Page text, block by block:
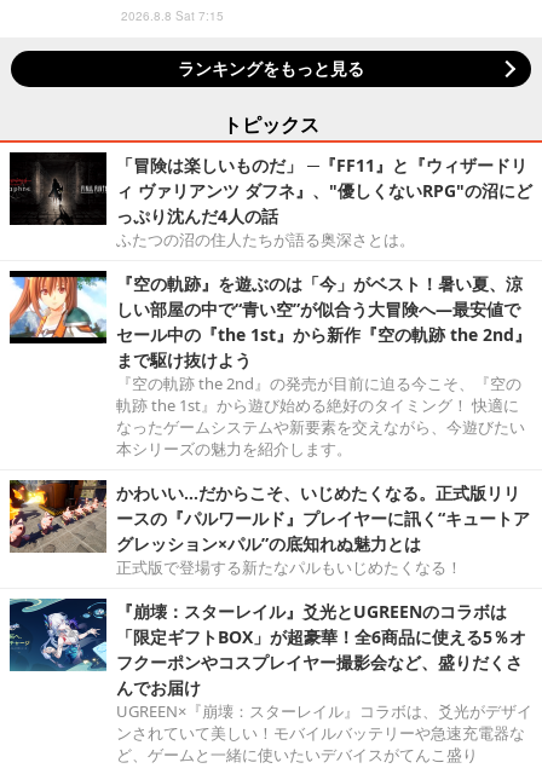
2026.8.8 Sat 7:15
ランキングをもっと見る
トピックス
「冒険は楽しいものだ」 ─『FF11』と『ウィザードリ
ィ ヴァリアンツ ダフネ』、"優しくないRPG"の沼にど
っぷり沈んだ4人の話
ふたつの沼の住人たちが語る奥深さとは。
『空の軌跡』を遊ぶのは「今」がベスト！暑い夏、涼
しい部屋の中で“青い空”が似合う大冒険へ―最安値で
セール中の『the 1st』から新作『空の軌跡 the 2nd』
まで駆け抜けよう
『空の軌跡 the 2nd』の発売が目前に迫る今こそ、『空の
軌跡 the 1st』から遊び始める絶好のタイミング！ 快適に
なったゲームシステムや新要素を交えながら、今遊びたい
本シリーズの魅力を紹介します。
かわいい…だからこそ、いじめたくなる。正式版リリ
ースの『パルワールド』プレイヤーに訊く“キュートア
グレッション×パル”の底知れぬ魅力とは
正式版で登場する新たなパルもいじめたくなる！
『崩壊：スターレイル』爻光とUGREENのコラボは
「限定ギフトBOX」が超豪華！全6商品に使える5％オ
フクーポンやコスプレイヤー撮影会など、盛りだくさ
んでお届け
UGREEN×『崩壊：スターレイル』コラボは、爻光がデザイ
ンされていて美しい！モバイルバッテリーや急速充電器な
ど、ゲームと一緒に使いたいデバイスがてんこ盛り